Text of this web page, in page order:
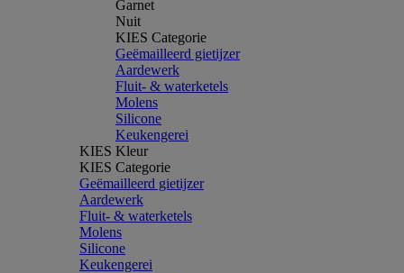
Garnet
Nuit
KIES Categorie
Geëmailleerd gietijzer
Aardewerk
Fluit- & waterketels
Molens
Silicone
Keukengerei
KIES Kleur
KIES Categorie
Geëmailleerd gietijzer
Aardewerk
Fluit- & waterketels
Molens
Silicone
Keukengerei